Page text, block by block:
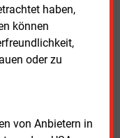
haben,
können
oder zu
von Anbietern in